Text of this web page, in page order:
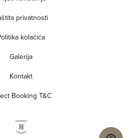
privatnosti
kolačića
Galerija
Kontakt
Booking T&C